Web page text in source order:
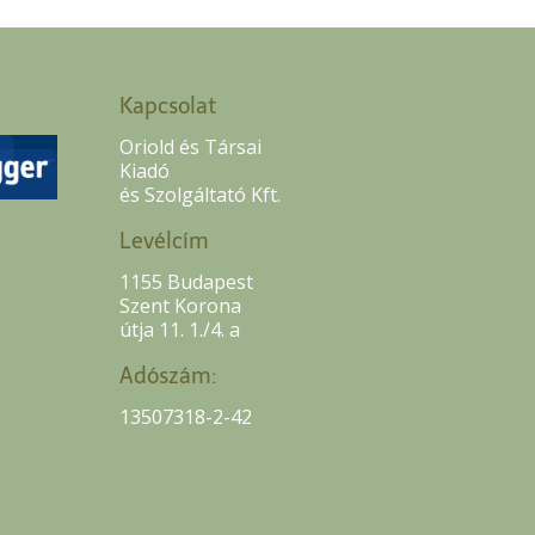
Kapcsolat
Oriold és Társai
Kiadó
és Szolgáltató Kft.
Levélcím
1155 Budapest
Szent Korona
útja 11. 1./4. a
Adószám:
13507318-2-42